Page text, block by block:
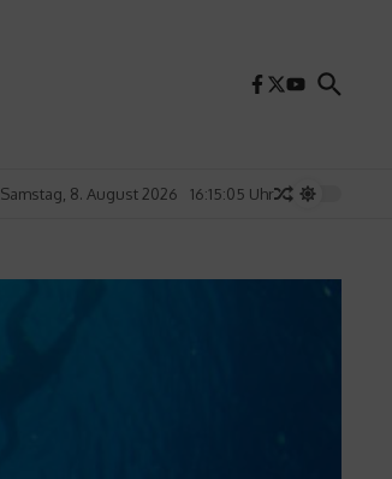
Samstag, 8. August 2026 16:15:07 Uhr